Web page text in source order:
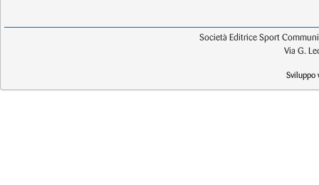
Società Editrice Sport
Via G.
Sviluppo